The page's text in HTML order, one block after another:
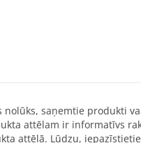
saņemtie produkti
attēlam ir informatīvs
attēlā. Lūdzu,